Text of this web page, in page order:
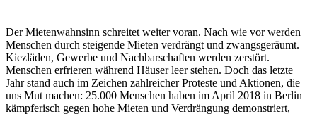
Der Mietenwahnsinn schreitet weiter voran. Nach wie vor werden
Menschen durch steigende Mieten verdrängt und zwangsgeräumt.
Kiezläden, Gewerbe und Nachbarschaften werden zerstört.
Menschen erfrieren während Häuser leer stehen. Doch das letzte
Jahr stand auch im Zeichen zahlreicher Proteste und Aktionen, die
uns Mut machen: 25.000 Menschen haben im April 2018 in Berlin
kämpferisch gegen hohe Mieten und Verdrängung demonstriert,